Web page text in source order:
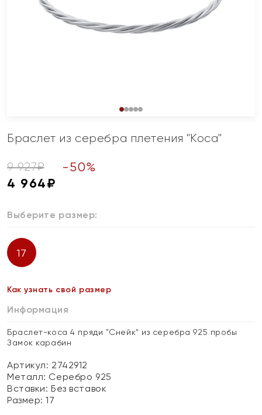
Браслет из серебра плетения "Коса"
9 927₽ -50%
4 964₽
Выберите размер:
17
Как узнать свой размер
Информация
Браслет-коса 4 пряди "Снейк" из серебра 925 пробы
Замок карабин
Артикул: 2742912
Металл: Серебро 925
Вставки:Без вставок
Размер:17